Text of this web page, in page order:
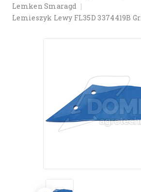
Lemken Smaragd
Lemieszyk Lewy FL35D 3374419B